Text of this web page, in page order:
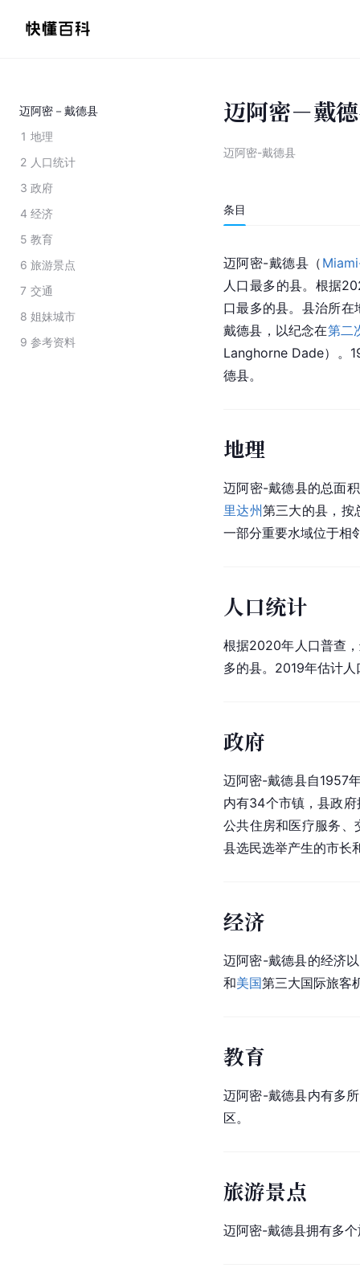
迈阿密－戴德县
1 地理
2 人口统计
3 政府
4 经济
5 教育
6 旅游景点
7 交通
8 姐妹城市
9 参考资料
迈阿密－戴
迈阿密-戴德县
条目
迈阿密-戴德县（
人口最多的县。根据
口最多的县。县治所在
戴德县，以纪念在第二
Langhorne Dade）。
德县。
地理
迈阿密-戴德县的总面
里达州第三大的县，按
一部分重要水域位于相
人口统计
根据2020年人口普查
多的县。2019年估计
政府
迈阿密-戴德县自1957
内有34个市镇，县政
公共住房和医疗服务、
县选民选举产生的市长
经济
迈阿密-戴德县的经济
和美国第三大国际旅客
教育
迈阿密-戴德县内有多
区。
旅游景点
迈阿密-戴德县拥有多